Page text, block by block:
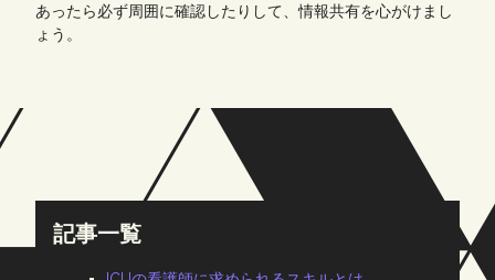
あったら必ず周囲に確認したりして、情報共有を心がけまし
ょう。
記事一覧